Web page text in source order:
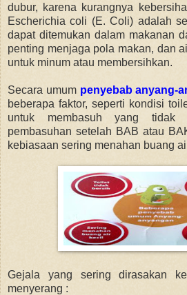
dubur, karena kurangnya
Escherichia coli (E. Coli) adalah
dapat ditemukan dalam makanan
penting menjaga pola makan, dan
untuk minum atau membersihkan.
Secara umum penyebab anyang-
beberapa faktor, seperti kondisi
untuk membasuh yang tidak
pembasuhan setelah BAB atau
kebiasaan sering menahan buang
Gejala yang sering dirasakan
menyerang :